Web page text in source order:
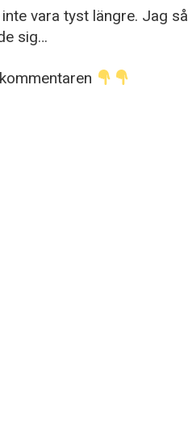
vara tyst längre. Jag
sig…